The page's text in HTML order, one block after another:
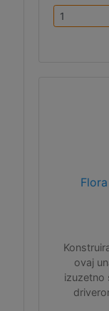
ovaj
izuzetno